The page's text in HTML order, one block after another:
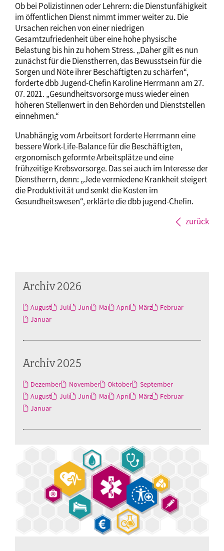
Ob bei Polizistinnen oder Lehrern: die Dienstunfähigkeit
im öffentlichen Dienst nimmt immer weiter zu. Die
Ursachen reichen von einer niedrigen
Gesamtzufriedenheit über eine hohe physische
Belastung bis hin zu hohem Stress. „Daher gilt es nun
zunächst für die Dienstherren, das Bewusstsein für die
Sorgen und Nöte ihrer Beschäftigten zu schärfen“,
forderte dbb Jugend-Chefin Karoline Herrmann am 27.
07. 2021. „Gesundheitsvorsorge muss wieder einen
höheren Stellenwert in den Behörden und Dienststellen
einnehmen.“
Unabhängig vom Arbeitsort forderte Herrmann eine
bessere Work-Life-Balance für die Beschäftigten,
ergonomisch geformte Arbeitsplätze und eine
frühzeitige Krebsvorsorge. Das sei auch im Interesse der
Dienstherrn, denn: „Jede vermiedene Krankheit steigert
die Produktivität und senkt die Kosten im
Gesundheitswesen“, erklärte die dbb jugend-Chefin.
zurück
Archiv 2026
August Juli Juni Mai April März
Februar
Januar
Archiv 2025
Dezember November Oktober
September
August
Juli Juni Mai April März
Februar
Januar